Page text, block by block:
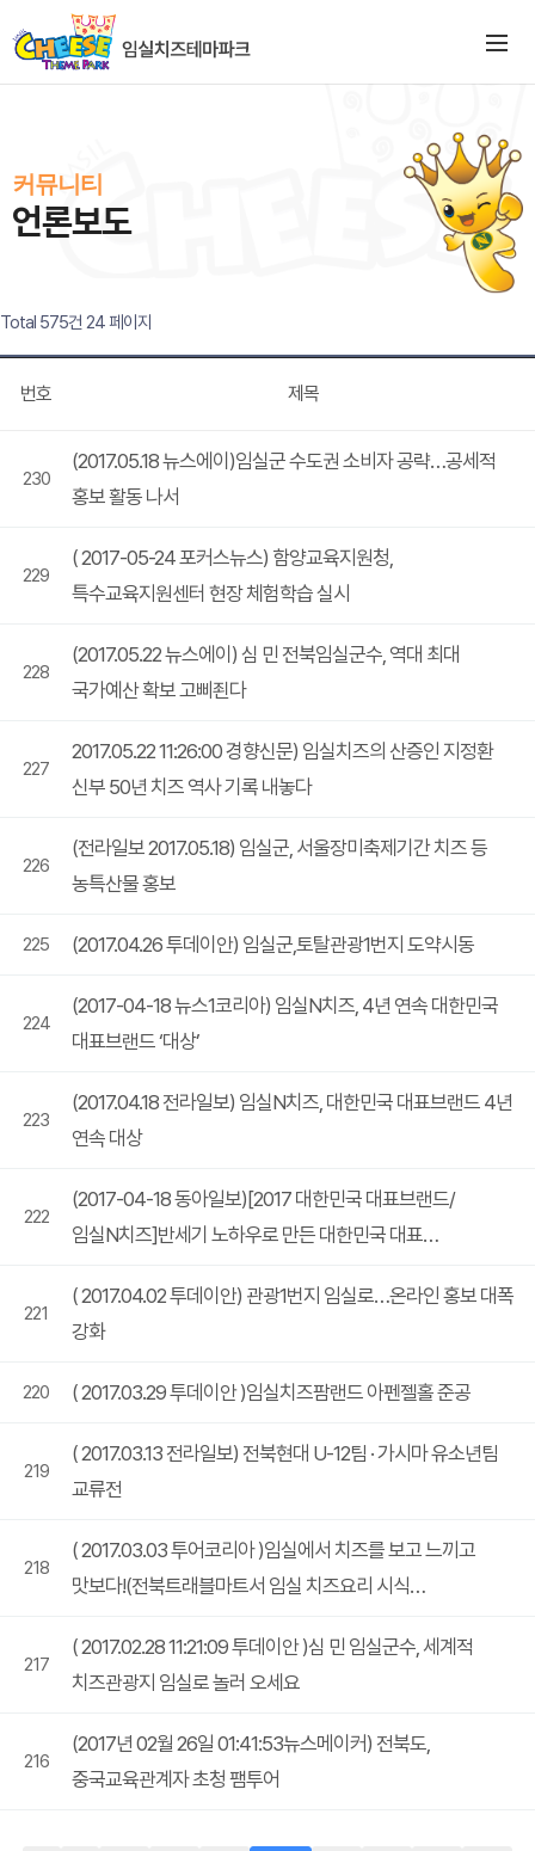
커뮤니티
언론보도
Total 575건 24 페이지
번호 제목
230
(2017.05.18 뉴스에이)임실군 수도권 소비자 공략…공세적
홍보 활동 나서
229
( 2017-05-24 포커스뉴스) 함양교육지원청,
특수교육지원센터 현장 체험학습 실시
228
(2017.05.22 뉴스에이) 심 민 전북임실군수, 역대 최대
국가예산 확보 고삐죈다
227
2017.05.22 11:26:00 경향신문) 임실치즈의 산증인 지정환
신부 50년 치즈 역사 기록 내놓다
226
(전라일보 2017.05.18) 임실군, 서울장미축제기간 치즈 등
농특산물 홍보
225 (2017.04.26 투데이안) 임실군,토탈관광1번지 도약시동
224
(2017-04-18 뉴스1코리아) 임실N치즈, 4년 연속 대한민국
대표브랜드 ‘대상’
223
(2017.04.18 전라일보) 임실N치즈, 대한민국 대표브랜드 4년
연속 대상
222
(2017-04-18 동아일보)[2017 대한민국 대표브랜드/
임실N치즈]반세기 노하우로 만든 대한민국 대표…
221
( 2017.04.02 투데이안) 관광1번지 임실로…온라인 홍보 대폭
강화
220 ( 2017.03.29 투데이안 )임실치즈팜랜드 아펜젤홀 준공
219
( 2017.03.13 전라일보) 전북현대 U-12팀 · 가시마 유소년팀
교류전
218
( 2017.03.03 투어코리아 )임실에서 치즈를 보고 느끼고
맛보다!(전북트래블마트서 임실 치즈요리 시식…
217
( 2017.02.28 11:21:09 투데이안 )심 민 임실군수, 세계적
치즈관광지 임실로 놀러 오세요
216
(2017년 02월 26일 01:41:53뉴스메이커) 전북도,
중국교육관계자 초청 팸투어